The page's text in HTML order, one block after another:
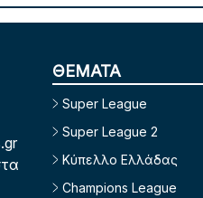
ΘΕΜΑΤΑ
Super League
Super League 2
Κύπελλο Ελλάδας
Champions League